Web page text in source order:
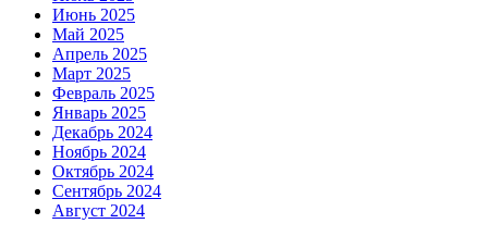
Июнь 2025
Май 2025
Апрель 2025
Март 2025
Февраль 2025
Январь 2025
Декабрь 2024
Ноябрь 2024
Октябрь 2024
Сентябрь 2024
Август 2024